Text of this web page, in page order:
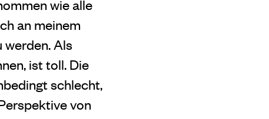
wie alle
an meinem
werden. Als
ist toll. Die
schlecht,
von